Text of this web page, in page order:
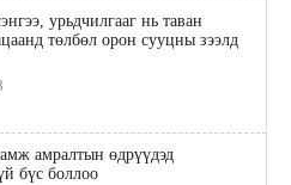
урьдчилгааг нь таван
төлбөл орон сууцны зээлд
амралтын өдрүүдэд
бүс боллоо